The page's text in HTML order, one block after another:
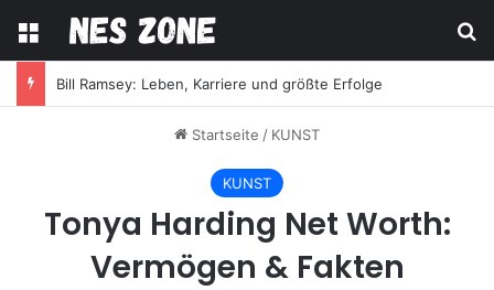
Menü
Bill Ramsey: Leben, Karriere und größte Erfolge
Startseite / KUNST
KUNST
Tonya Harding Net Worth:
Vermögen & Fakten